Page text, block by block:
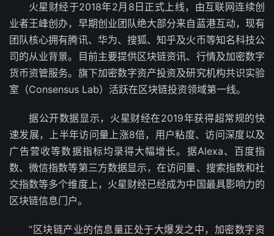
火星财经于2018年2月8日正式上线，由互联网连续创
业者王峰创办，早期创业团队绝大部分来自蓝港互动，现有
团队核心拥有腾讯、华为、搜狐、知乎及火币等知名科技公
司的从业背景。目前主要提供区块链资讯、行情及加密数字
货币资管服务。旗下加密数字资产投资及研究机构共识实验
室（Consensus Lab）活跃在区块链投资领域第一线。
据公开数据显示，火星财经在2019年获得超常规的快
速发展，上半年访问量上涨8倍，用户粘度、访问深度以及
广告营收等数据指标均录得大幅增长。据Alexa、百度指
数、微信指数等第三方数据显示，在访问量、搜索指数和社
交指数等多个维度上，火星财经已经成为中国最具影响力的
区块链信息门户。
“区块链产业的信息量正处于大爆发之中，加密数字资